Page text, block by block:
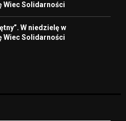
Wiec Solidarności
W niedzielę w
Wiec Solidarności